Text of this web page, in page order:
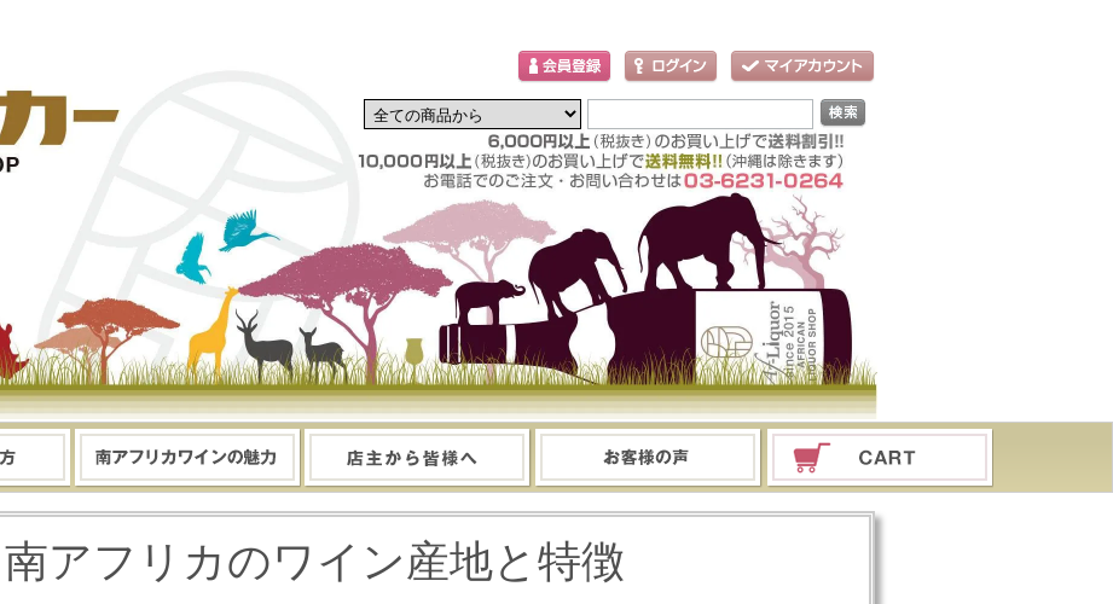
南アフリカのワイン産地と特徴